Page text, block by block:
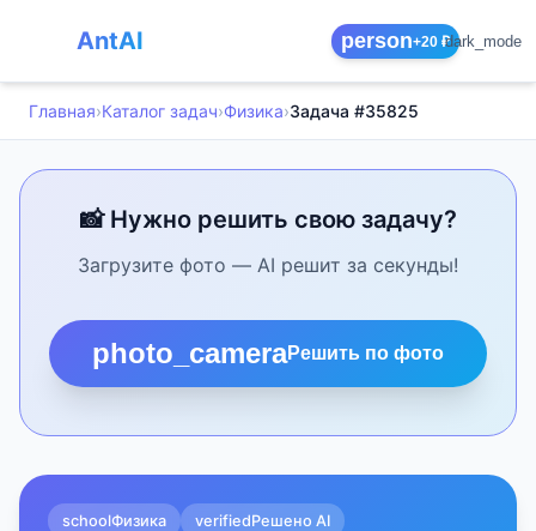
AntAI person+20 ₽dark_mode
Главная›Каталог задач›Физика›Задача #35825
📸 Нужно решить свою задачу?
Загрузите фото — AI решит за секунды!
photo_cameraРешить по фото
schoolФизика verifiedРешено AI